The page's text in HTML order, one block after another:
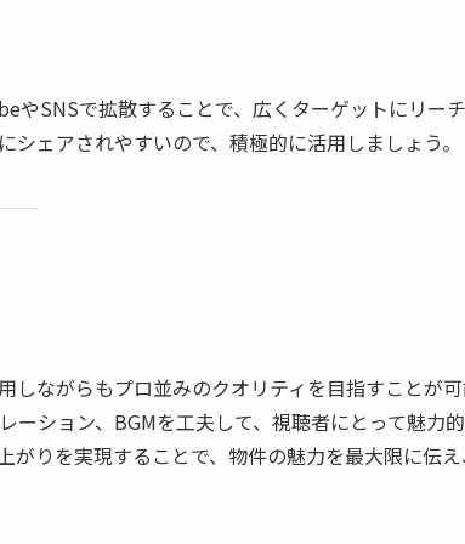
やSNSで拡散することで、広くターゲットにリー
ェアされやすいので、積極的に活用しましょう。
しながらもプロ並みのクオリティを目指すことが
ーション、BGMを工夫して、視聴者にとって魅力
がりを実現することで、物件の魅力を最大限に伝